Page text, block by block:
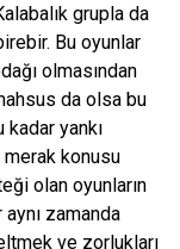
grupla da
Bu oyunlar
olmasından
da olsa bu
kadar yankı
merak konusu
olan oyunların
zamanda
ve zorlukları